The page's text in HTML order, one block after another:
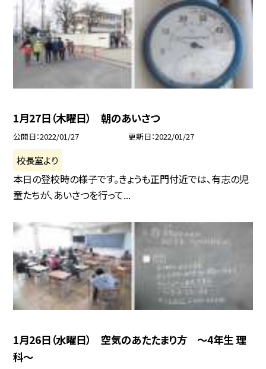
1月27日（木曜日） 朝のあいさつ
公開日 2022/01/27 更新日 2022/01/27
校長室より
本日の登校時の様子です。きょうも正門付近では、有志の児
童たちが、あいさつを行って...
1月26日（水曜日） 空気のあたたまり方 〜4年生 理
科〜